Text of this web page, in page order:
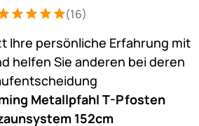
Bewertung: 5 von 5 (16 Bewertungen)
16 Bewertungen
(16)
Ihre persönliche Erfahrung mit
helfen Sie anderen bei deren
Metallpfahl T-Pfosten
152cm